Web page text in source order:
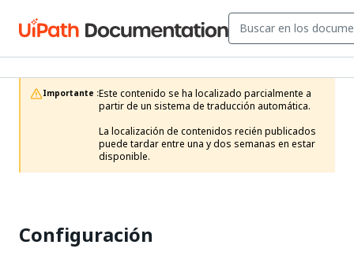
Importante :Este contenido se ha localizado parcialmente a
partir de un sistema de traducción automática.
La localización de contenidos recién publicados
puede tardar entre una y dos semanas en estar
disponible.
Configuración